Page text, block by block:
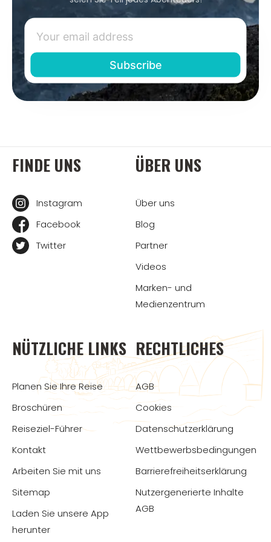
FINDE UNS
Instagram
Facebook
Twitter
ÜBER UNS
Über uns
Blog
Partner
Videos
Marken- und
Medienzentrum
NÜTZLICHE LINKS
Planen Sie Ihre Reise
Broschüren
Reiseziel-Führer
Kontakt
Arbeiten Sie mit uns
Sitemap
Laden Sie unsere App
herunter
RECHTLICHES
AGB
Cookies
Datenschutzerklärung
Wettbewerbsbedingungen
Barrierefreiheitserklärung
Nutzergenerierte Inhalte
AGB